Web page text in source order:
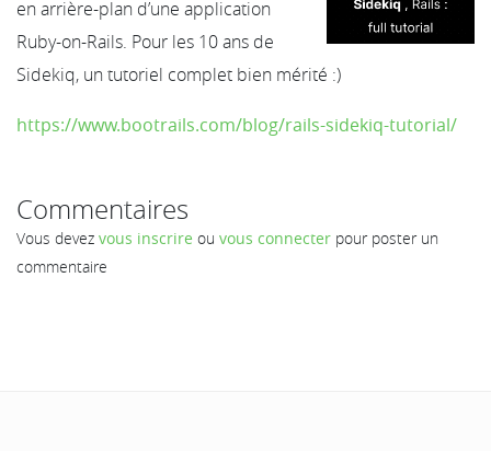
en arrière-plan d’une application
Ruby-on-Rails. Pour les 10 ans de
Sidekiq, un tutoriel complet bien mérité :)
https://www.bootrails.com/blog/rails-sidekiq-tutorial/
Commentaires
Vous devez vous inscrire ou vous connecter pour poster un
commentaire